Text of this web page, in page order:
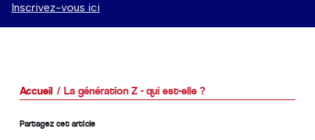
Inscrivez-vous ici
Accueil La génération Z - qui est-elle ?
Partagez cet article